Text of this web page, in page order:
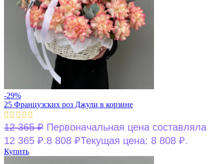
-29%
25 Французских роз Джули в корзине
12 365₽ Первоначальная цена составляла
12 365 ₽.8 808 ₽Текущая цена: 8 808 ₽.
Купить